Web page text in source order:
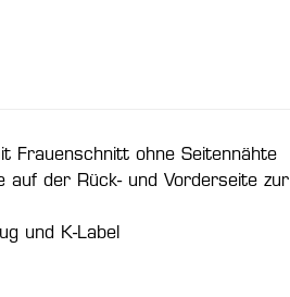
Frauenschnitt ohne Seitennähte
auf der Rück- und Vorderseite zur
und K-Label